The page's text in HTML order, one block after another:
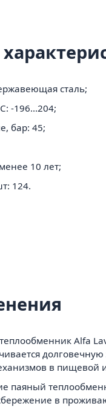
сталь;
-196...204;
бар: 45;
10 лет;
124.
Alfa
в пищевой
паяный
в